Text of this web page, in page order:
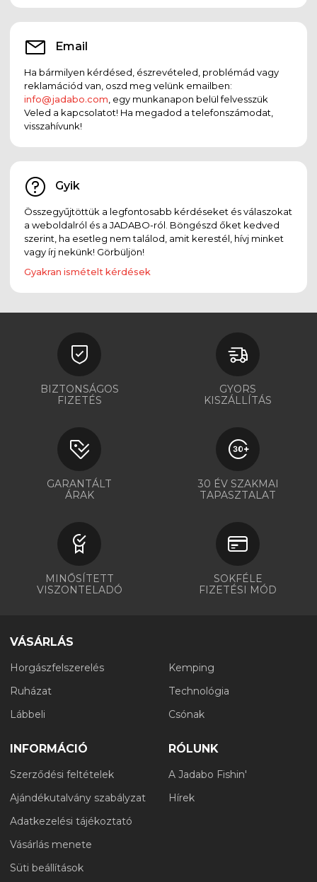
Email
Ha bármilyen kérdésed, észrevételed, problémád vagy
reklamációd van, oszd meg velünk emailben:
info@jadabo.com , egy munkanapon belül felvesszük
Veled a kapcsolatot! Ha megadod a telefonszámodat,
visszahívunk!
Gyik
Összegyűjtöttük a legfontosabb kérdéseket és válaszokat
a weboldalról és a JADABO-ról. Böngészd őket kedved
szerint, ha esetleg nem találod, amit kerestél, hívj minket
vagy írj nekünk! Görbüljön!
Gyakran ismételt kérdések
BIZTONSÁGOS
FIZETÉS
GYORS
KISZÁLLÍTÁS
GARANTÁLT
ÁRAK
30 ÉV SZAKMAI
TAPASZTALAT
MINŐSÍTETT
VISZONTELADÓ
SOKFÉLE
FIZETÉSI MÓD
VÁSÁRLÁS
Horgászfelszerelés
Ruházat
Lábbeli
Kemping
Technológia
Csónak
INFORMÁCIÓ
Szerződési feltételek
Ajándékutalvány szabályzat
Adatkezelési tájékoztató
Vásárlás menete
Süti beállítások
RÓLUNK
A Jadabo Fishin'
Hírek